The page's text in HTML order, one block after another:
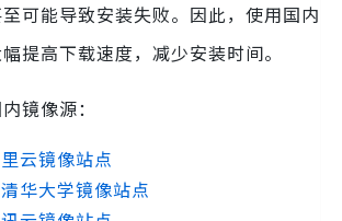
可能导致安装失败。因此，使用国内
提高下载速度，减少安装时间。
镜像源：
云镜像站点
清华大学镜像站点